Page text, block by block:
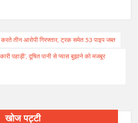
करते तीन आरोपी गिरफ्तार, ट्रक समेत 53 पाइप जब्त
पहाड़ी’, दूषित पानी से प्यास बुझाने को मजबूर
खोज पट्टी